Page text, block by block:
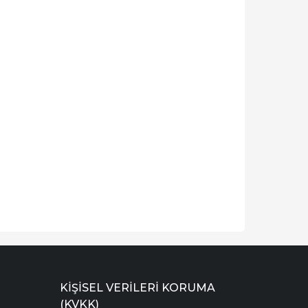
KIŞISEL VERILERI KORUMA
(KVKK)